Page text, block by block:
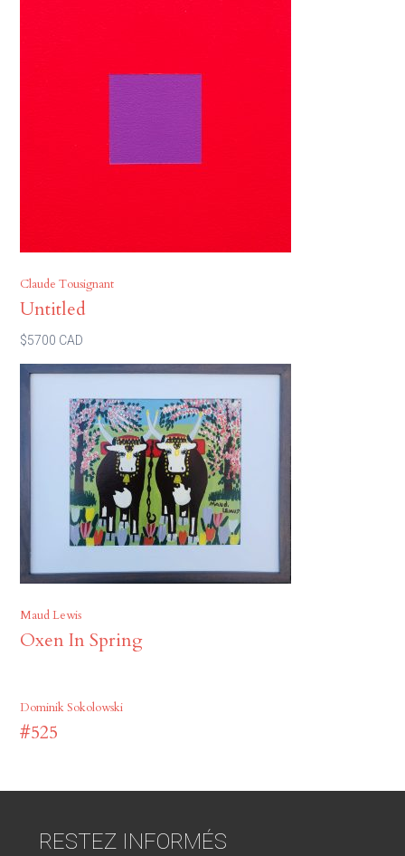
Claude Tousignant
Untitled
$5700 CAD
Maud Lewis
Oxen In Spring
Dominik Sokolowski
#525
RESTEZ INFORMÉS